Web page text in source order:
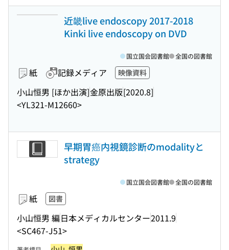
近畿live endoscopy 2017-2018
Kinki live endoscopy on DVD
紙 記録メディア 映像資料
小山恒男 [ほか出演]金原出版[2020.8]
<YL321-M12660>
国立国会図書館 全国の図書館
早期胃癌内視鏡診断のmodalityと
strategy
紙 図書
小山恒男 編日本メディカルセンター2011.9
<SC467-J51>
国立国会図書館 全国の図書館